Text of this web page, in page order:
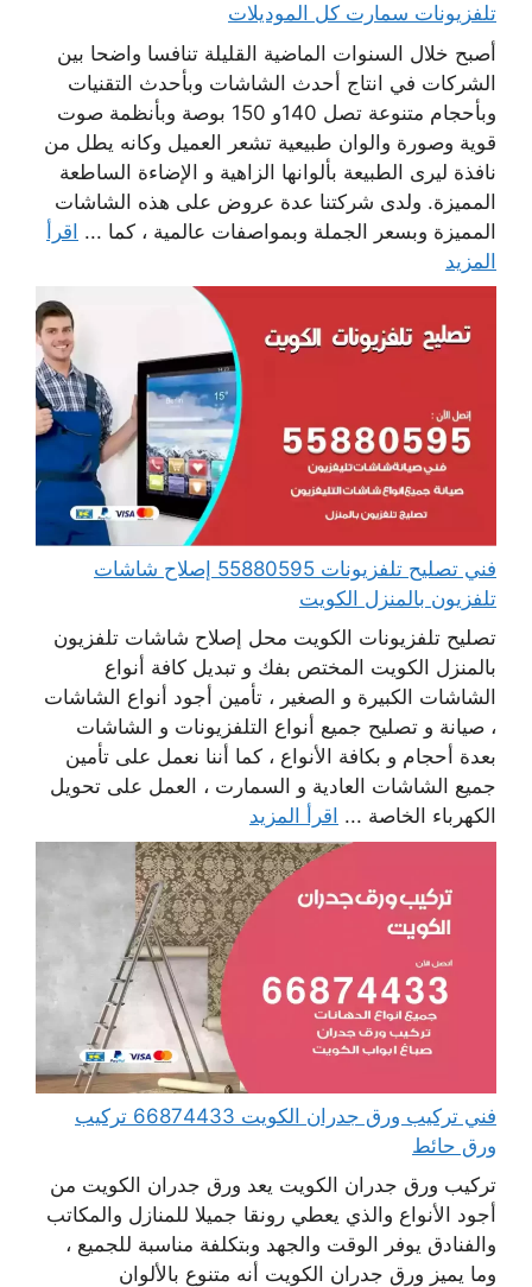
تلفزيونات سمارت كل الموديلات
أصبح خلال السنوات الماضية القليلة تنافسا واضحا بين
الشركات في انتاج أحدث الشاشات وبأحدث التقنيات
وبأحجام متنوعة تصل 140و 150 بوصة وبأنظمة صوت
قوية وصورة والوان طبيعية تشعر العميل وكانه يطل من
نافذة ليرى الطبيعة بألوانها الزاهية و الإضاءة الساطعة
المميزة. ولدى شركتنا عدة عروض على هذه الشاشات
المميزة وبسعر الجملة وبمواصفات عالمية ، كما ... اقرأ
المزيد
فني تصليح تلفزيونات 55880595 إصلاح شاشات
تلفزيون بالمنزل الكويت
تصليح تلفزيونات الكويت محل إصلاح شاشات تلفزيون
بالمنزل الكويت المختص بفك و تبديل كافة أنواع
الشاشات الكبيرة و الصغير ، تأمين أجود أنواع الشاشات
، صيانة و تصليح جميع أنواع التلفزيونات و الشاشات
بعدة أحجام و بكافة الأنواع ، كما أننا نعمل على تأمين
جميع الشاشات العادية و السمارت ، العمل على تحويل
الكهرباء الخاصة ... اقرأ المزيد
فني تركيب ورق جدران الكويت 66874433 تركيب
ورق حائط
تركيب ورق جدران الكويت يعد ورق جدران الكويت من
أجود الأنواع والذي يعطي رونقا جميلا للمنازل والمكاتب
والفنادق يوفر الوقت والجهد وبتكلفة مناسبة للجميع ،
وما يميز ورق جدران الكويت أنه متنوع بالألوان